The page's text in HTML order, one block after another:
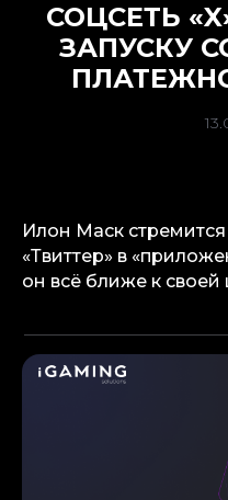
СОЦСЕТЬ
ЗАПУСКУ
Илон Маск
«Твиттер» в
он всё ближе к своей